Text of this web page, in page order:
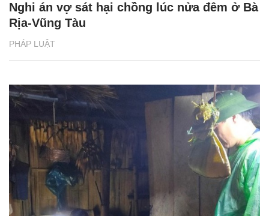
PHÁP LUẬT
Nghi án vợ sát hại chồng lúc nửa đêm ở Bà
Rịa-Vũng Tàu